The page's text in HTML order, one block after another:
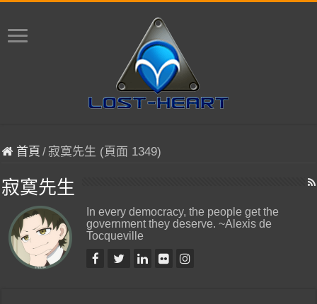
首頁 /寂寞先生 (頁面 1349)
寂寞先生
In every democracy, the people get the
government they deserve. ~Alexis de
Tocqueville